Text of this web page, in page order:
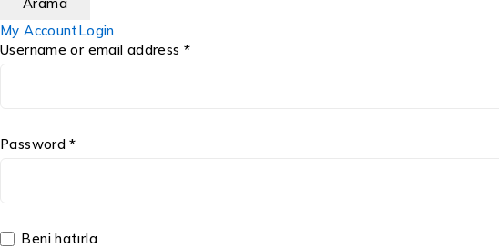
My AccountLogin
Username or email address *
Password *
Beni hatırla